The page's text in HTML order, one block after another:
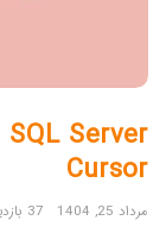
Cursor
مرداد 25, 1404 37 بازدید